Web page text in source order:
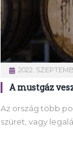
2022.
A mustgáz
Az ország több
szüret, vagy